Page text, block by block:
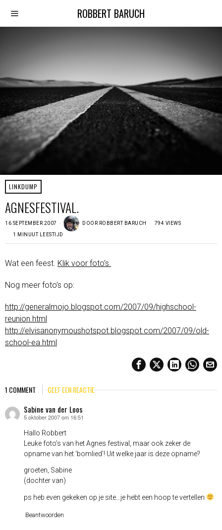
ROBBERT BARUCH
LINKDUMP
AGNESFESTIVAL.
16 SEPTEMBER 2007 DOOR ROBBERT BARUCH 794 VIEWS
1 MINUUT LEESTIJD
Wat een feest. Klik voor foto’s.
Nog meer foto’s op:
http://generalmojo.blogspot.com/2007/09/highschool-
reunion.html
http://elvisanonymoushotspot.blogspot.com/2007/09/old-
school-ea.html
1 COMMENT GEEF EEN REACTIE
Sabine van der Loos
schreef:
5 oktober 2007 om 16:51
Hallo Robbert
Leuke foto’s van het Agnes festival, maar ook zeker de
opname van het ‘bomlied’! Uit welke jaar is deze opname?
groeten, Sabine
(dochter van)
ps heb even gekeken op je site…je hebt een hoop te vertellen
Beantwoorden